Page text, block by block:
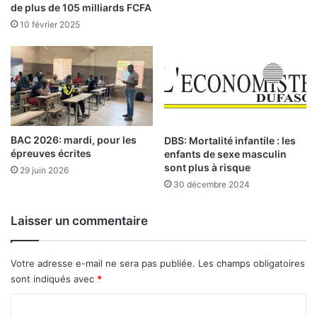
a
l
r
é
d
e
s
b
a
i
s
n
o
t
e
n
e
s
é
c
h
a
n
g
à
a
B
de plus de 105 milliards FCFA
10 février 2025
BAC 2026: mardi, pour les
épreuves écrites
29 juin 2026
DBS: Mortalité infantile : les
enfants de sexe masculin
sont plus à risque
30 décembre 2024
Laisser un commentaire
Votre adresse e-mail ne sera pas publiée. Les champs obligatoires
sont indiqués avec *